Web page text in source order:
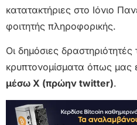
κατατακτήριες στο Ιόνιο
φοιτητής πληροφορικής.
Οι δημόσιες δραστηριότητές
κρυπτονομίσματα όπως μας
μέσω Χ (πρώην twitter).